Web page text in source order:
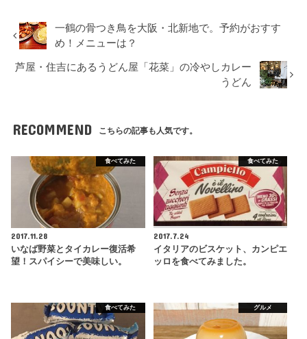
一鶴の骨つき鳥を大阪・北新地で。予約がおすす
め！メニューは？
芦屋・住吉にあるうどん屋「花菜」の冷やしカレー
うどん
RECOMMEND こちらの記事も人気です。
食べてみた
2017.11.28
いなば野菜とタイカレー復活希
望！スパイシーで美味しい。
食べてみた
2017.7.24
イタリアのビスケット、カンピエ
ッロを食べてみました。
食べてみた グルメ